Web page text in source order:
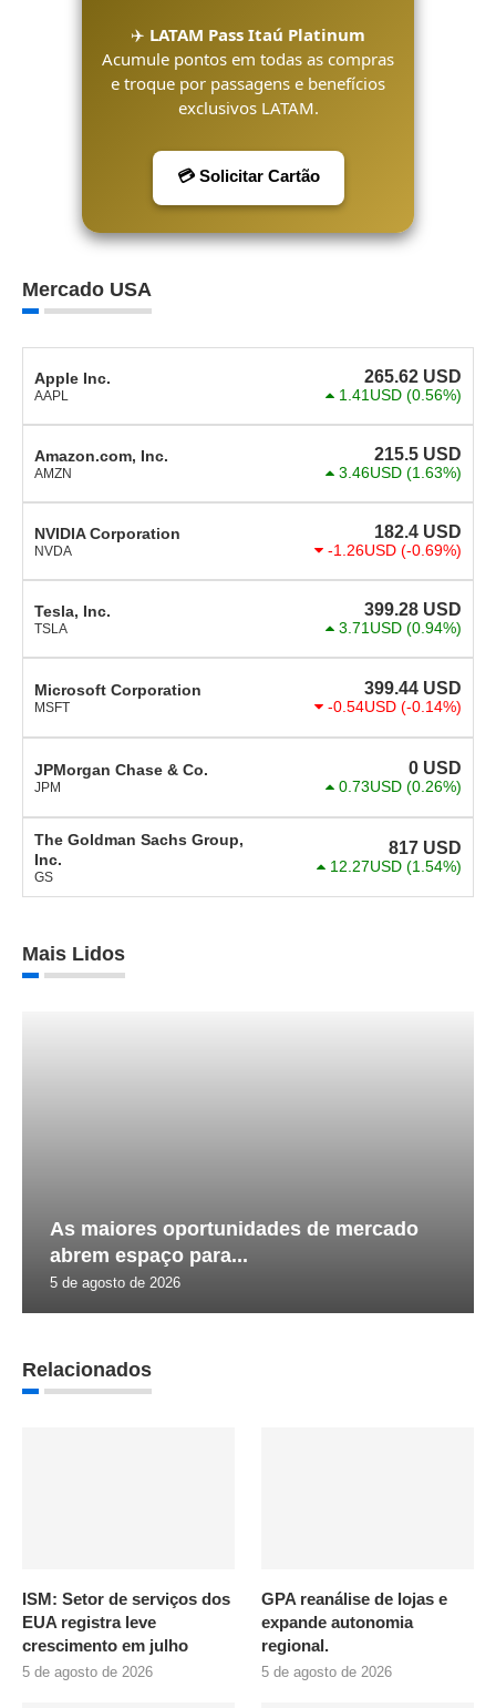
✈️ LATAM Pass Itaú Platinum
Acumule pontos em todas as compras
e troque por passagens e benefícios
exclusivos LATAM.
💳 Solicitar Cartão
Mercado USA
Apple Inc.
AAPL
265.62 USD
1.41USD (0.56%)
Amazon.com, Inc.
AMZN
215.5 USD
3.46USD (1.63%)
NVIDIA Corporation
NVDA
182.4 USD
-1.26USD (-0.69%)
Tesla, Inc.
TSLA
399.28 USD
3.71USD (0.94%)
Microsoft Corporation
MSFT
399.44 USD
-0.54USD (-0.14%)
JPMorgan Chase & Co.
JPM
0 USD
0.73USD (0.26%)
The Goldman Sachs Group,
Inc.
GS
817 USD
12.27USD (1.54%)
Mais Lidos
As maiores oportunidades de mercado
abrem espaço para...
5 de agosto de 2026
Relacionados
ISM: Setor de serviços dos
EUA registra leve
crescimento em julho
5 de agosto de 2026
GPA reanálise de lojas e
expande autonomia
regional.
5 de agosto de 2026